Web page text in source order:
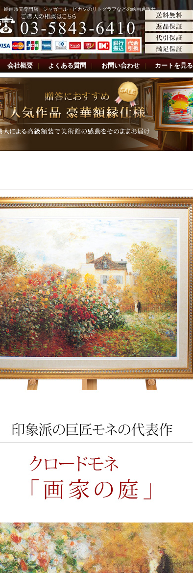
絵画販売専門店 シャガール・ピカソのリトグラフなどの絵画通販サ
イト
会社概要 よくある質問 お問い合わせ カートを見る